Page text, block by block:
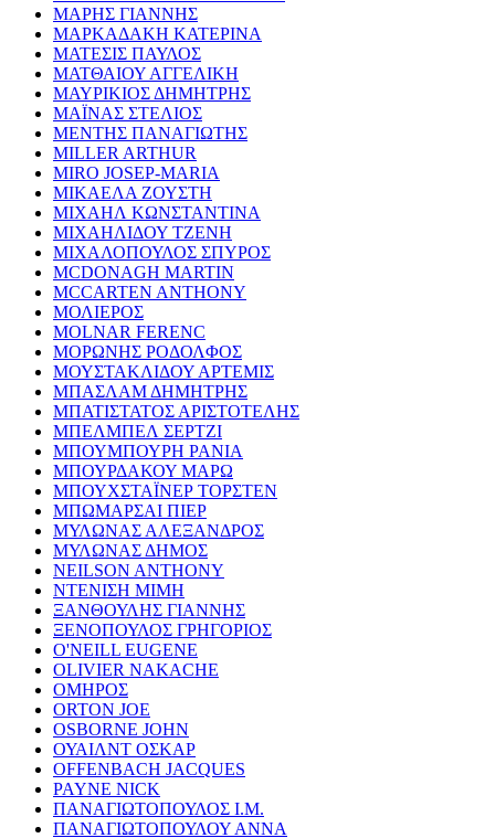
ΜΑΡΗΣ ΓΙΑΝΝΗΣ
ΜΑΡΚΑΔΑΚΗ ΚΑΤΕΡΙΝΑ
ΜΑΤΕΣΙΣ ΠΑΥΛΟΣ
ΜΑΤΘΑΙΟΥ ΑΓΓΕΛΙΚΗ
ΜΑΥΡΙΚΙΟΣ ΔΗΜΗΤΡΗΣ
ΜΑΪΝΑΣ ΣΤΕΛΙΟΣ
ΜΕΝΤΗΣ ΠΑΝΑΓΙΩΤΗΣ
MILLER ARTHUR
MIRO JOSEP-MARIA
ΜΙΚΑΕΛΑ ΖΟΥΣΤΗ
ΜΙΧΑΗΛ ΚΩΝΣΤΑΝΤΙΝΑ
ΜΙΧΑΗΛΙΔΟΥ ΤΖΕΝΗ
ΜΙΧΑΛΟΠΟΥΛΟΣ ΣΠΥΡΟΣ
MCDONAGH MARTIN
MCCARTEN ANTHONY
ΜΟΛΙΕΡΟΣ
MOLNAR FERENC
ΜΟΡΩΝΗΣ ΡΟΔΟΛΦΟΣ
ΜΟΥΣΤΑΚΛΙΔΟΥ ΑΡΤΕΜΙΣ
ΜΠΑΣΛΑΜ ΔΗΜΗΤΡΗΣ
ΜΠΑΤΙΣΤΑΤΟΣ ΑΡΙΣΤΟΤΕΛΗΣ
ΜΠΕΛΜΠΕΛ ΣΕΡΤΖΙ
ΜΠΟΥΜΠΟΥΡΗ ΡΑΝΙΑ
ΜΠΟΥΡΔΑΚΟΥ ΜΑΡΩ
ΜΠΟΥΧΣΤΑΪΝΕΡ ΤΟΡΣΤΕΝ
ΜΠΩΜΑΡΣΑΙ ΠΙΕΡ
ΜΥΛΩΝΑΣ ΑΛΕΞΑΝΔΡΟΣ
ΜΥΛΩΝΑΣ ΔΗΜΟΣ
NEILSON ANTHONY
ΝΤΕΝΙΣΗ ΜΙΜΗ
ΞΑΝΘΟΥΛΗΣ ΓΙΑΝΝΗΣ
ΞΕΝΟΠΟΥΛΟΣ ΓΡΗΓΟΡΙΟΣ
O'NEILL EUGENE
OLIVIER NAKACHE
ΟΜΗΡΟΣ
ORTON JOE
OSBORNE JOHN
ΟΥΑΙΛΝΤ ΟΣΚΑΡ
OFFENBACH JACQUES
PAYNE NICK
ΠΑΝΑΓΙΩΤΟΠΟΥΛΟΣ Ι.Μ.
ΠΑΝΑΓΙΩΤΟΠΟΥΛΟΥ ΑΝΝΑ